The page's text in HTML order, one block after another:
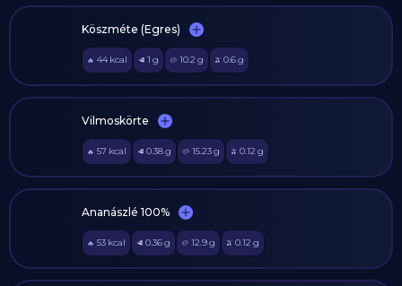
Köszméte (Egres)
🔥 44 kcal 🥩 1 g 🥔 10.2 g 🫒 0.6g
Vilmoskörte
🔥 57 kcal 🥩 0.38g 🥔 15.23g 🫒 0.12 g
Ananászlé 100%
🔥 53 kcal 🥩 0.36g 🥔 12.9g 🫒 0.12 g